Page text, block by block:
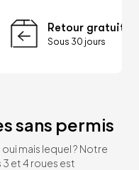
Retour gratuit
Sous 30 jours
sans permis
mais lequel ? Notre
et 4 roues est